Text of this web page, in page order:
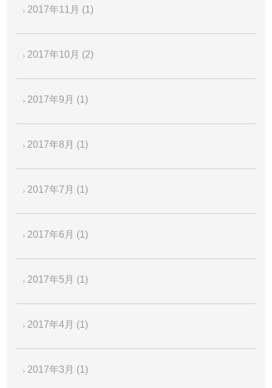
2017年11月 (1)
2017年10月 (2)
2017年9月 (1)
2017年8月 (1)
2017年7月 (1)
2017年6月 (1)
2017年5月 (1)
2017年4月 (1)
2017年3月 (1)